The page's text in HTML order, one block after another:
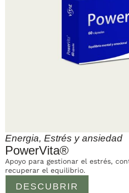
Energia, Estrés y ansiedad
PowerVita®
DESCUBRIR
Apoyo para gestionar el estrés,
recuperar el equilibrio.